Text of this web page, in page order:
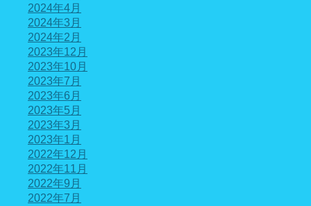
2024年4月
2024年3月
2024年2月
2023年12月
2023年10月
2023年7月
2023年6月
2023年5月
2023年3月
2023年1月
2022年12月
2022年11月
2022年9月
2022年7月